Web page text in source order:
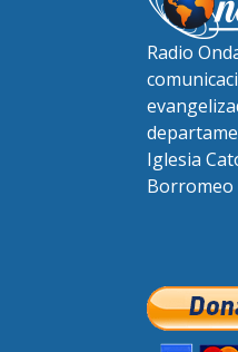
Radio
Iglesia
Borromeo